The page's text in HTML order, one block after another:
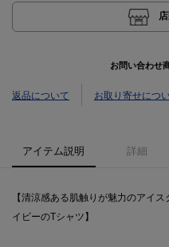
お問い合わせ
返品について お取り寄せにつ
アイテム説明 詳細
【清涼感ある肌触りが魅力のアイ
イビーのTシャツ】